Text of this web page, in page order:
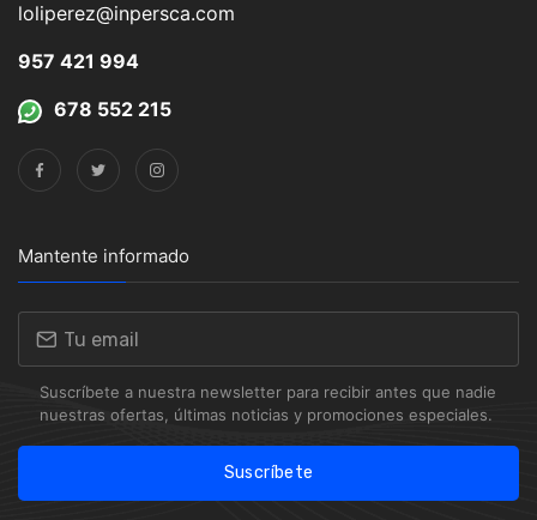
loliperez@inpersca.com
957 421 994
678 552 215
Mantente informado
Suscríbete a nuestra newsletter para recibir antes que nadie
nuestras ofertas, últimas noticias y promociones especiales.
Suscríbete